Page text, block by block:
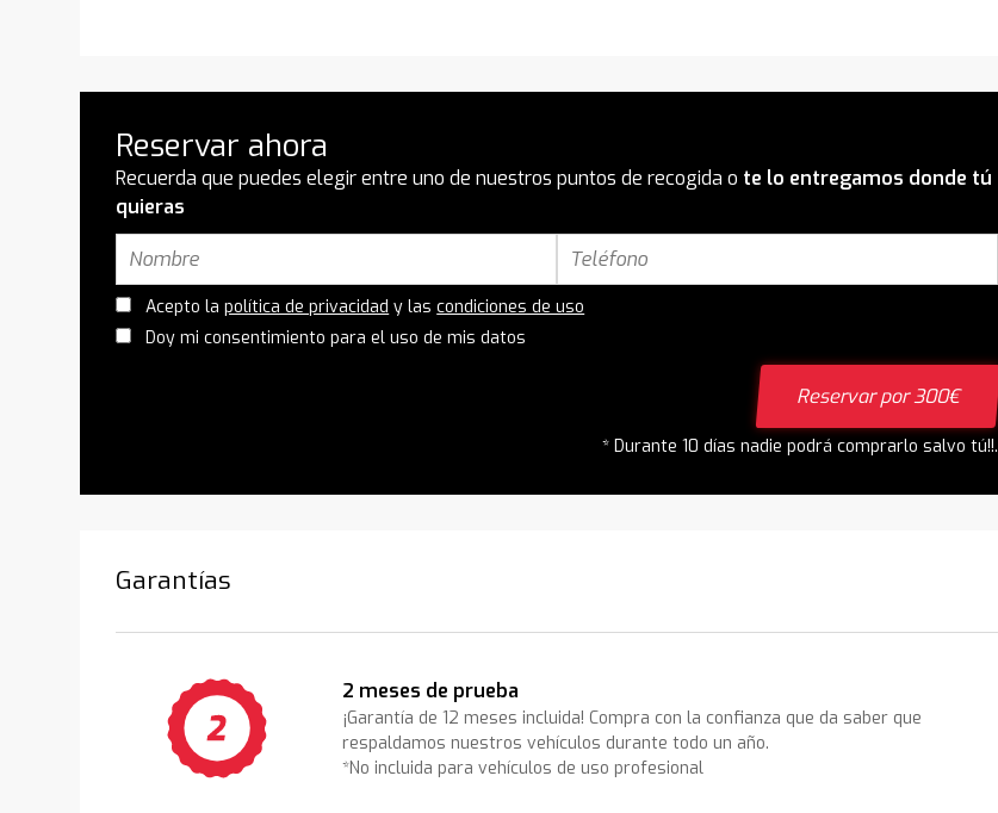
Reservar ahora
Recuerda que puedes elegir entre uno de nuestros puntos de recogida o te lo entregamos donde tú
quieras
Acepto lapolítica de privacidad y lascondiciones de uso
Doy mi consentimiento para el uso de mis datos
Reservar por 300€
* Durante 10 días nadie podrá comprarlo salvo tú!!.
Garantías
2 meses de prueba
¡Garantía de 12 meses incluida! Compra con la confianza que da saber que
respaldamos nuestros vehículos durante todo un año.
*No incluida para vehículos de uso profesional